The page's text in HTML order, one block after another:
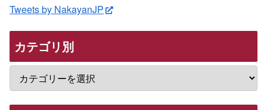
Tweets by NakayanJP
カテゴリ別